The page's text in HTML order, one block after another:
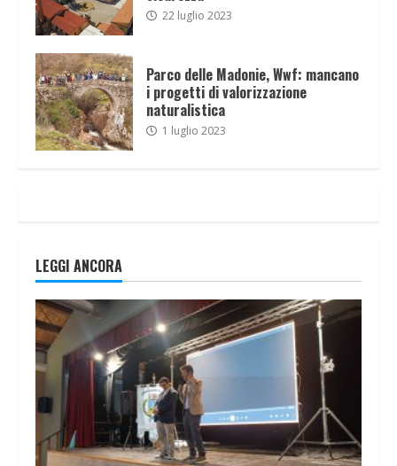
22 luglio 2023
Parco delle Madonie, Wwf: mancano
i progetti di valorizzazione
naturalistica
1 luglio 2023
LEGGI ANCORA